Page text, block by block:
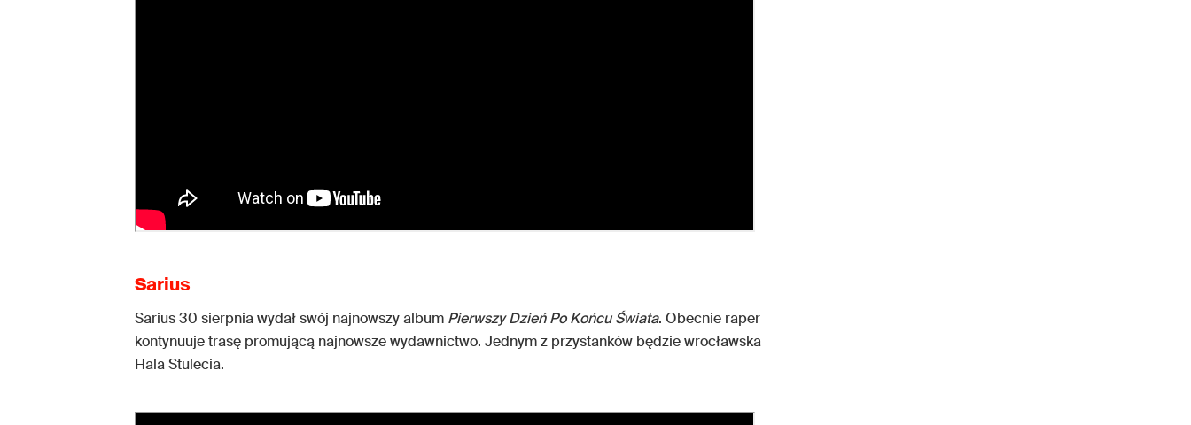
Sarius
Sarius 30 sierpnia wydał swój najnowszy album Pierwszy Dzień Po Końcu Świata. Obecnie raper
kontynuuje trasę promującą najnowsze wydawnictwo. Jednym z przystanków będzie wrocławska
Hala Stulecia.